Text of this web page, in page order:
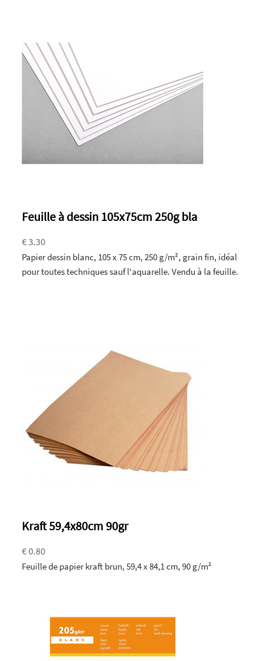
Feuille à dessin 105x75cm 250g bla
€ 3.30
Papier dessin blanc, 105 x 75 cm, 250 g/m², grain fin, idéal
pour toutes techniques sauf l'aquarelle. Vendu à la feuille.
Kraft 59,4x80cm 90gr
€ 0.80
Feuille de papier kraft brun, 59,4 x 84,1 cm, 90 g/m²